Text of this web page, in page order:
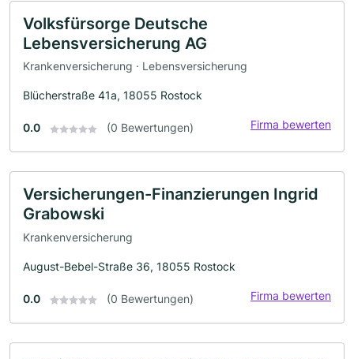
Volksfürsorge Deutsche
Lebensversicherung AG
Krankenversicherung · Lebensversicherung
Blücherstraße 41a, 18055 Rostock
0.0 (0 Bewertungen) Firma bewerten
Versicherungen-Finanzierungen Ingrid
Grabowski
Krankenversicherung
August-Bebel-Straße 36, 18055 Rostock
0.0 (0 Bewertungen) Firma bewerten